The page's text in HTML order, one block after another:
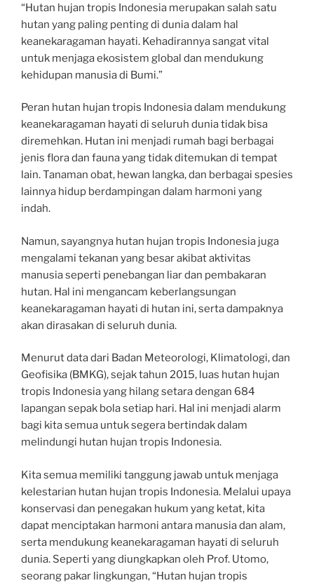
“Hutan hujan tropis Indonesia merupakan salah satu
hutan yang paling penting di dunia dalam hal
keanekaragaman hayati. Kehadirannya sangat vital
untuk menjaga ekosistem global dan mendukung
kehidupan manusia di Bumi.”
Peran hutan hujan tropis Indonesia dalam mendukung
keanekaragaman hayati di seluruh dunia tidak bisa
diremehkan. Hutan ini menjadi rumah bagi berbagai
jenis flora dan fauna yang tidak ditemukan di tempat
lain. Tanaman obat, hewan langka, dan berbagai spesies
lainnya hidup berdampingan dalam harmoni yang
indah.
Namun, sayangnya hutan hujan tropis Indonesia juga
mengalami tekanan yang besar akibat aktivitas
manusia seperti penebangan liar dan pembakaran
hutan. Hal ini mengancam keberlangsungan
keanekaragaman hayati di hutan ini, serta dampaknya
akan dirasakan di seluruh dunia.
Menurut data dari Badan Meteorologi, Klimatologi, dan
Geofisika (BMKG), sejak tahun 2015, luas hutan hujan
tropis Indonesia yang hilang setara dengan 684
lapangan sepak bola setiap hari. Hal ini menjadi alarm
bagi kita semua untuk segera bertindak dalam
melindungi hutan hujan tropis Indonesia.
Kita semua memiliki tanggung jawab untuk menjaga
kelestarian hutan hujan tropis Indonesia. Melalui upaya
konservasi dan penegakan hukum yang ketat, kita
dapat menciptakan harmoni antara manusia dan alam,
serta mendukung keanekaragaman hayati di seluruh
dunia. Seperti yang diungkapkan oleh Prof. Utomo,
seorang pakar lingkungan, “Hutan hujan tropis